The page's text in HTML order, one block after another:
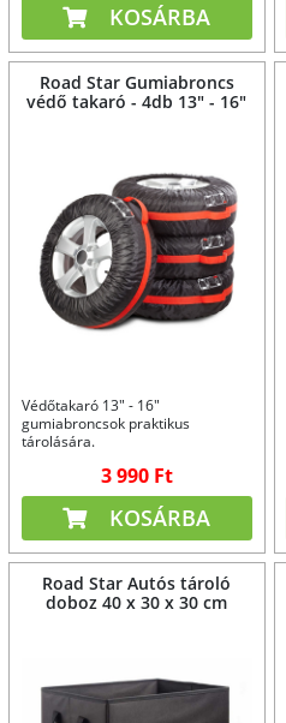
KOSÁRBA
Road Star Gumiabroncs
védő takaró - 4db 13" - 16"
Védőtakaró 13" - 16"
gumiabroncsok praktikus
tárolására.
3 990 Ft
KOSÁRBA
Road Star Autós tároló
doboz 40 x 30 x 30 cm